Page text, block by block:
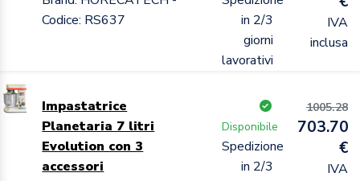
Codice: RS637
in 2/3
giorni
lavorativi
IVA
inclusa
Impastatrice
Planetaria 7 litri
Evolution con 3
accessori
Disponibile
Spedizione
in 2/3
1005.28
703.70
€
IVA